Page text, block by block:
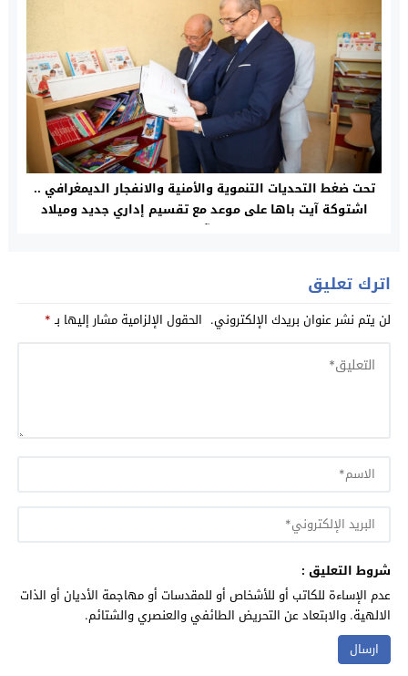
تحت ضغط التحديات التنموية والأمنية والانفجار الديمغرافي ..
اشتوكة آيت باها على موعد مع تقسيم إداري جديد وميلاد
جماعة “آيت اعزة”
اترك تعليق
لن يتم نشر عنوان بريدك الإلكتروني. الحقول الإلزامية مشار إليها بـ*
شروط التعليق :
عدم الإساءة للكاتب أو للأشخاص أو للمقدسات أو مهاجمة الأديان أو الذات
الالهية. والابتعاد عن التحريض الطائفي والعنصري والشتائم.